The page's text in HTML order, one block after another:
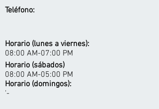
Teléfono:
Horario (lunes a viernes):
08:00 AM-07:00 PM
Horario (sábados)
08:00 AM-05:00 PM
Horario (domingos):
'-